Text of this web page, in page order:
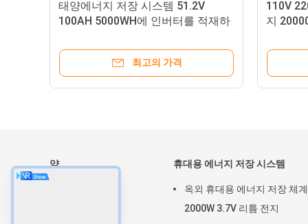
가정을 위한 153.6V 409.6V 태양 에
너지 저장 시스템 7.68KWH
최고의 가격
가정 주
20KWh
약 휴대용 에너지 저장 시스템
옥외 휴대용 에너지 저장 체계
2000W 3.7V 리튬 전지